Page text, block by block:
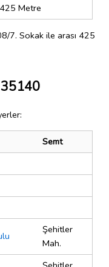
425 Metre
7. Sokak ile arası 425
Semt
Şehitler
Mah.